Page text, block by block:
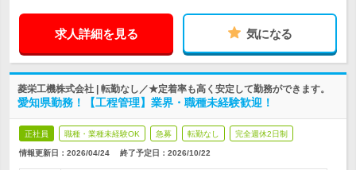
求人詳細を見る 気になる
菱栄工機株式会社 | 転勤なし／★定着率も高く安定して勤務ができます。
愛知県勤務！【工程管理】業界・職種未経験歓迎！
正社員 職種・業種未経験OK 急募 転勤なし 完全週休2日制
情報更新日：2026/04/24 終了予定日： 2026/10/22